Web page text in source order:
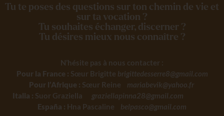
Tu te poses des questions sur ton chemin de vie et
sur ta vocation ?
Tu souhaites échanger, discerner ?
Tu désires mieux nous connaître ?
N’hésite pas à nous contacter :
Pour la France : Sœur Brigitte brigittedesserre8@gmail.com
Pour l’Afrique : Sœur Reine mariabevik@yahoo.fr
Italia : Suor Graziella graziellapinna28@gmail.com
España : Hna Pascaline belpasco@gmail.com